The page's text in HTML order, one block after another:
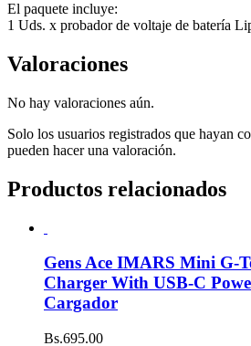
El paquete incluye:
1 Uds. x probador de voltaje de batería
Valoraciones
No hay valoraciones aún.
Solo los usuarios registrados que hayan
pueden hacer una valoración.
Productos relacionados
Gens Ace IMARS Mini G-
Charger With USB-C
Cargador
Bs.695.00